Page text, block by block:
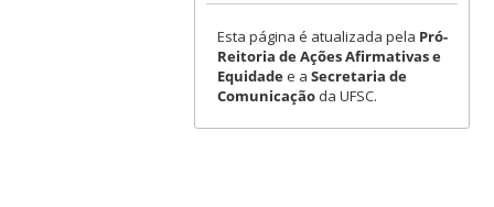
Esta página é atualizada pela Pró-
Reitoria de Ações Afirmativas e
Equidadee a Secretaria de
Comunicaçãoda UFSC.